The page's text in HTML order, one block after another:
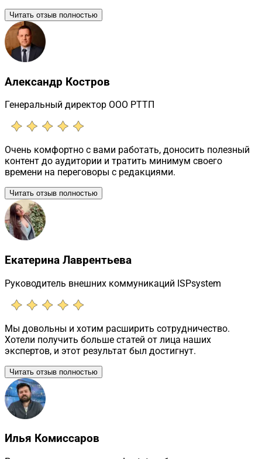
Читать отзыв полностью
Александр Костров
Генеральный директор ООО РТТП
Очень комфортно с вами работать, доносить полезный
контент до аудитории и тратить минимум своего
времени на переговоры с редакциями.
Читать отзыв полностью
Екатерина Лаврентьева
Руководитель внешних коммуникаций ISPsystem
Мы довольны и хотим расширить сотрудничество.
Хотели получить больше статей от лица наших
экспертов, и этот результат был достигнут.
Читать отзыв полностью
Илья Комиссаров